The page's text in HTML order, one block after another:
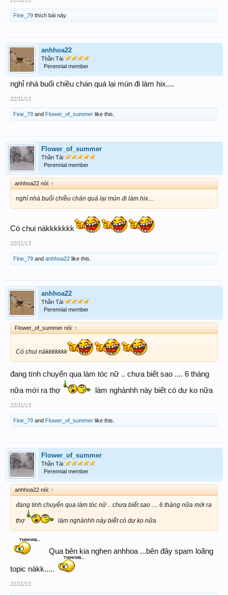
Fine_79 thích bài này.
anhhoa22
Thần Tài
Perennial member
nghỉ nhà buổi chiều chán quá lại mún đi làm hix....
22/11/13
Fine_79 and Flower_of_summer like this.
Flower_of_summer
Thần Tài
Perennial member
anhhoa22 nói: ↑
nghỉ nhà buổi chiều chán quá lại mún đi làm hix....
Có chui nàkkkkkkk
22/11/13
Fine_79 and anhhoa22 like this.
anhhoa22
Thần Tài
Perennial member
Flower_of_summer nói: ↑
Có chui nàkkkkkkk
đang tính chuyển qua làm tóc nữ .. chưa biết sao .... 6 tháng
nữa mới ra thợ
làm nghànhh này biết có dư ko nữa
22/11/13
Fine_79 and Flower_of_summer like this.
Flower_of_summer
Thần Tài
Perennial member
anhhoa22 nói: ↑
đang tính chuyển qua làm tóc nữ .. chưa biết sao .... 6 tháng nữa mới ra
thợ làm nghànhh này biết có dư ko nữa
Qua bên kia nghen anhhoa ...bên đây spam loãng
topic nàkk.....
22/11/13